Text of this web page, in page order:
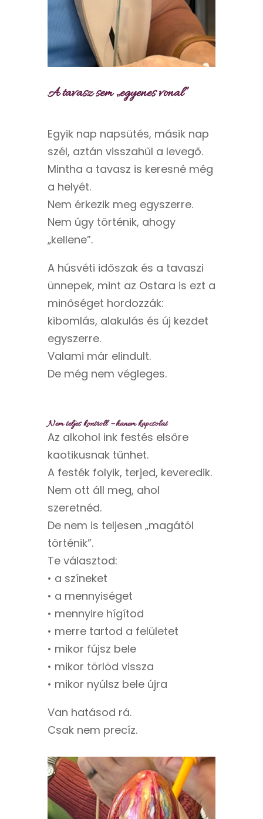
A tavasz sem „egyenes vonal”
Egyik nap napsütés, másik nap
szél, aztán visszahűl a levegő.
Mintha a tavasz is keresné még
a helyét.
Nem érkezik meg egyszerre.
Nem úgy történik, ahogy
„kellene”.
A húsvéti időszak és a tavaszi
ünnepek, mint az Ostara is ezt a
minőséget hordozzák:
kibomlás, alakulás és új kezdet
egyszerre.
Valami már elindult.
De még nem végleges.
Nem teljes kontroll – hanem kapcsolat
Az alkohol ink festés elsőre
kaotikusnak tűnhet.
A festék folyik, terjed, keveredik.
Nem ott áll meg, ahol
szeretnéd.
De nem is teljesen „magától
történik”.
Te választod:
• a színeket
• a mennyiséget
• mennyire hígítod
• merre tartod a felületet
• mikor fújsz bele
• mikor törlöd vissza
• mikor nyúlsz bele újra
Van hatásod rá.
Csak nem precíz.